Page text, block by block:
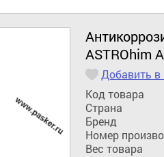
ASTROhim
Добавить в
Код товара
Страна
Бренд
Номер
Вес товара